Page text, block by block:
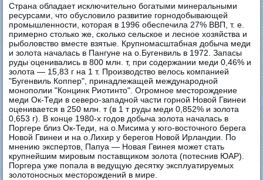
Страна обладает исключительно богатыми минеральными
ресурсами, что обусловило развитие горнодобывающей
промышленности, которая в 1996 обеспечила 27% ВВП, т. е.
примерно столько же, сколько сельское и лесное хозяйства и
рыболовство вместе взятые. Крупномасштабная добыча меди
и золота началась в Пангуне на о.Бугенвиль в 1972. Запасы
руды оценивались в 800 млн. т, при содержании меди 0,46% и
золота — 15,83 г на 1 т. Производство велось компанией
"Бугенвиль Коппер", принадлежащей международной
монополии "Концинк Риотинто". Огромное месторождение
меди Ок-Теди в северо-западной части горной Новой Гвинеи
оценивается в 250 млн. т (в 1 т руды меди 0,852% и золота
0,653 г). В конце 1980-х годов добыча золота началась в
Поргере близ Ок-Теди, на о.Мисима у юго-восточного берега
Новой Гвинеи и на о.Лихир у берегов Новой Ирландии. По
мнению экспертов, Папуа — Новая Гвинея может стать
крупнейшим мировым поставщиком золота (потеснив ЮАР).
Поргера уже попала в ведущую десятку эксплуатируемых
золотоносных месторождений в мире.